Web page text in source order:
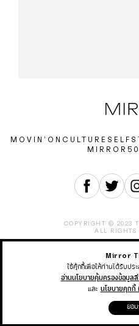
MOVIN’ON CULTURE SELF
MIRROR50
COPYRIGHT © 2023
ALL RIGHTS
CAREER
THAIRATH TV
Mirror
ใช้คุ้กกี้เพื่อให้ท่านได้รับปร
อ่านนโยบายคุ้มครองข้อมูล
และ นโยบายคุกกี้
ยอ